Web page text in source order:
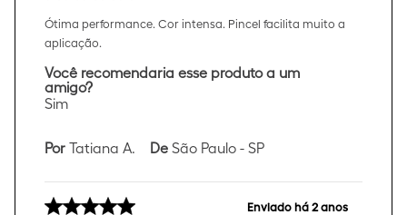
Ótima performance. Cor intensa. Pincel facilita muito a
aplicação.
Você recomendaria esse produto a um
amigo?
Sim
Por Tatiana A. De São Paulo - SP
Enviado há 2 anos